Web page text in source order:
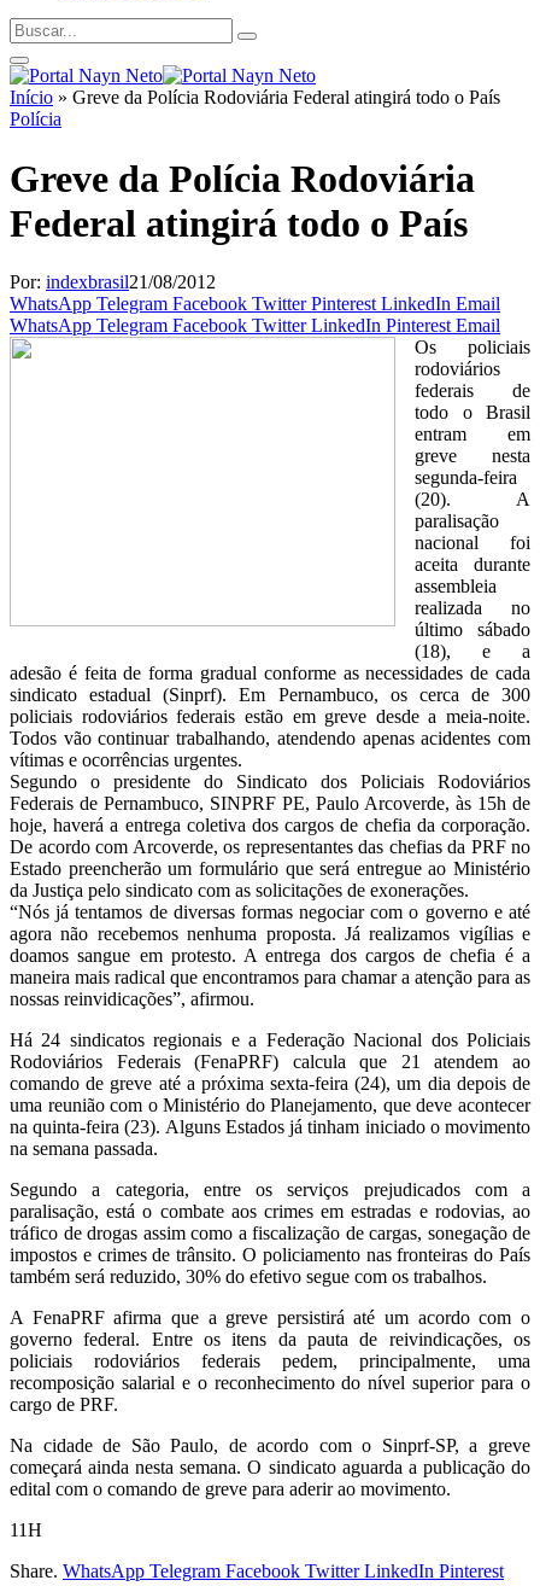
Início » Greve da Polícia Rodoviária Federal atingirá todo o País
Polícia
Greve da Polícia Rodoviária
Federal atingirá todo o País
Por: indexbrasil21/08/2012
WhatsApp Telegram Facebook Twitter Pinterest LinkedIn Email
WhatsApp Telegram Facebook Twitter LinkedIn Pinterest Email
Os policiais
rodoviários
federais de
todo o Brasil
entram em
greve nesta
segunda-feira
(20). A
paralisação
nacional foi
aceita durante
assembleia
realizada no
último sábado
(18), e a
adesão é feita de forma gradual conforme as necessidades de cada
sindicato estadual (Sinprf). Em Pernambuco, os cerca de 300
policiais rodoviários federais estão em greve desde a meia-noite.
Todos vão continuar trabalhando, atendendo apenas acidentes com
vítimas e ocorrências urgentes.
Segundo o presidente do Sindicato dos Policiais Rodoviários
Federais de Pernambuco, SINPRF PE, Paulo Arcoverde, às 15h de
hoje, haverá a entrega coletiva dos cargos de chefia da corporação.
De acordo com Arcoverde, os representantes das chefias da PRF no
Estado preencherão um formulário que será entregue ao Ministério
da Justiça pelo sindicato com as solicitações de exonerações.
“Nós já tentamos de diversas formas negociar com o governo e até
agora não recebemos nenhuma proposta. Já realizamos vigílias e
doamos sangue em protesto. A entrega dos cargos de chefia é a
maneira mais radical que encontramos para chamar a atenção para as
nossas reinvidicações”, afirmou.
Há 24 sindicatos regionais e a Federação Nacional dos Policiais
Rodoviários Federais (FenaPRF) calcula que 21 atendem ao
comando de greve até a próxima sexta-feira (24), um dia depois de
uma reunião com o Ministério do Planejamento, que deve acontecer
na quinta-feira (23). Alguns Estados já tinham iniciado o movimento
na semana passada.
Segundo a categoria, entre os serviços prejudicados com a
paralisação, está o combate aos crimes em estradas e rodovias, ao
tráfico de drogas assim como a fiscalização de cargas, sonegação de
impostos e crimes de trânsito. O policiamento nas fronteiras do País
também será reduzido, 30% do efetivo segue com os trabalhos.
A FenaPRF afirma que a greve persistirá até um acordo com o
governo federal. Entre os itens da pauta de reivindicações, os
policiais rodoviários federais pedem, principalmente, uma
recomposição salarial e o reconhecimento do nível superior para o
cargo de PRF.
Na cidade de São Paulo, de acordo com o Sinprf-SP, a greve
começará ainda nesta semana. O sindicato aguarda a publicação do
edital com o comando de greve para aderir ao movimento.
11H
Share. WhatsApp Telegram Facebook Twitter LinkedIn Pinterest